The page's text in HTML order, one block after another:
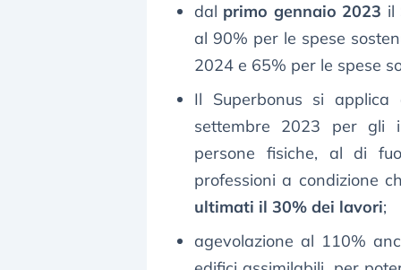
dal primo gennaio 2023 il
al 90% per le spese
2024 e 65% per le spese
Il Superbonus si
settembre 2023 per gli
persone fisiche, al di
professioni a condizione
ultimati il 30% dei lavori;
agevolazione al 110%